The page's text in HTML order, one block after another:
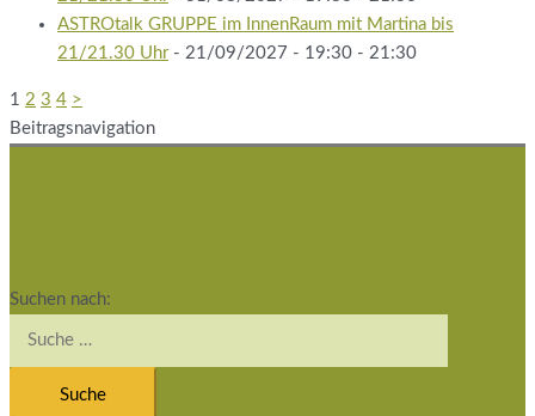
ASTROtalk GRUPPE im InnenRaum mit Martina bis
21/21.30 Uhr- 21/09/2027 - 19:30 - 21:30
1 2 3 4 >
Beitragsnavigation
Suchen nach: